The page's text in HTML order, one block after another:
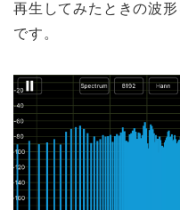
再生してみたときの波
です。